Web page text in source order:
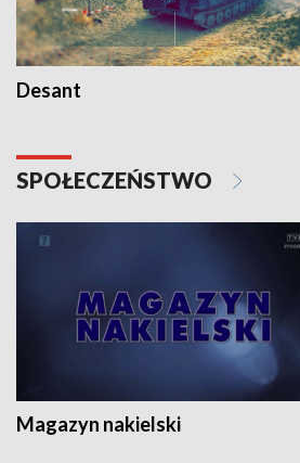
Desant
SPOŁECZEŃSTWO
Magazyn nakielski